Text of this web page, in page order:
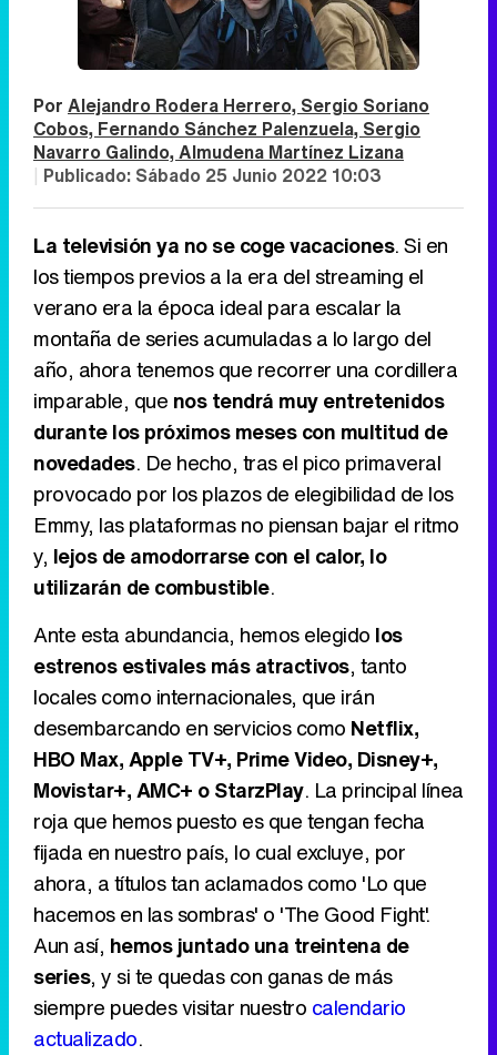
Por Alejandro Rodera Herrero, Sergio Soriano
Cobos, Fernando Sánchez Palenzuela, Sergio
Navarro Galindo, Almudena Martínez Lizana
| Publicado: Sábado 25 Junio 2022 10:03
La televisión ya no se coge vacaciones. Si en
los tiempos previos a la era del streaming el
verano era la época ideal para escalar la
montaña de series acumuladas a lo largo del
año, ahora tenemos que recorrer una cordillera
imparable, que nos tendrá muy entretenidos
durante los próximos meses con multitud de
novedades. De hecho, tras el pico primaveral
provocado por los plazos de elegibilidad de los
Emmy, las plataformas no piensan bajar el ritmo
y, lejos de amodorrarse con el calor, lo
utilizarán de combustible.
Ante esta abundancia, hemos elegido los
estrenos estivales más atractivos, tanto
locales como internacionales, que irán
desembarcando en servicios como Netflix,
HBO Max, Apple TV+, Prime Video, Disney+,
Movistar+, AMC+ o StarzPlay. La principal línea
roja que hemos puesto es que tengan fecha
fijada en nuestro país, lo cual excluye, por
ahora, a títulos tan aclamados como 'Lo que
hacemos en las sombras' o 'The Good Fight'.
Aun así, hemos juntado una treintena de
series, y si te quedas con ganas de más
siempre puedes visitar nuestro calendario
actualizado.